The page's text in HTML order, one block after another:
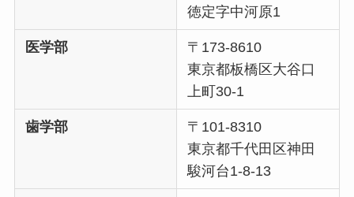
徳定字中河原1
医学部
〒173-8610
東京都板橋区大谷口
上町30-1
歯学部
〒101-8310
東京都千代田区神田
駿河台1-8-13